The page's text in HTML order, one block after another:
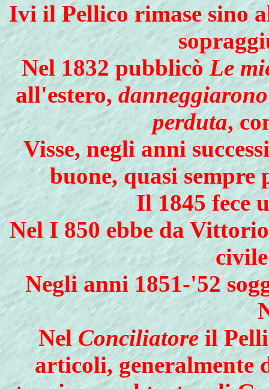
Ivi il Pellico rimase sino
Nel 1832 pubblicòLe
all'estero,
perduta,
Visse, negli anni
buone, quasi sempre
Il 1845 fece
Nel I 850 ebbe da
Negli anni 1851-'52
NelConciliatoreil
articoli, generalmente